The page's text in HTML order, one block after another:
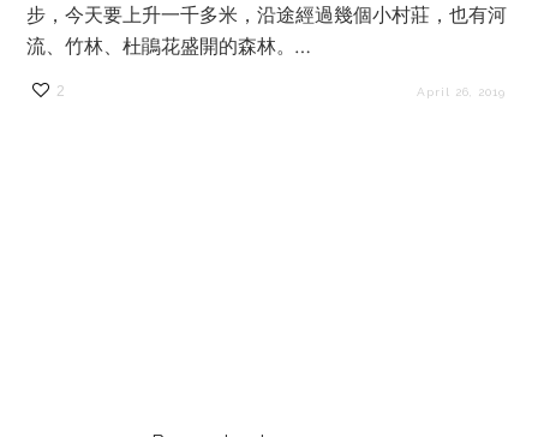
步，今天要上升一千多米，沿途經過幾個小村莊，也有河
流、竹林、杜鵑花盛開的森林。…
2 April 26, 2019